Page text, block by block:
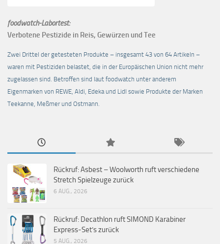
foodwatch-Labortest:
Verbotene Pestizide in Reis, Gewürzen und Tee
Zwei Drittel der getesteten Produkte – insgesamt 43 von 64 Artikeln –
waren mit Pestiziden belastet, die in der Europäischen Union nicht mehr
zugelassen sind. Betroffen sind laut foodwatch unter anderem
Eigenmarken von REWE, Aldi, Edeka und Lidl sowie Produkte der Marken
Teekanne, Meßmer und Ostmann.
Rückruf: Asbest – Woolworth ruft verschiedene
Stretch Spielzeuge zurück
6 AUG., 2026
Rückruf: Decathlon ruft SIMOND Karabiner
Express-Set’s zurück
5 AUG., 2026